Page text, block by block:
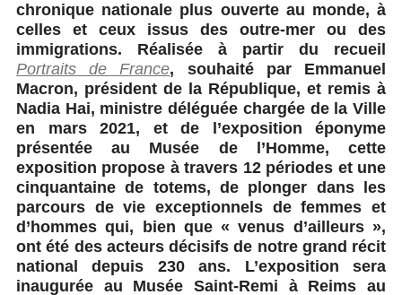
chronique nationale plus ouverte au monde, à
celles et ceux issus des outre-mer ou des
immigrations. Réalisée à partir du recueil
Portraits de France, souhaité par Emmanuel
Macron, président de la République, et remis à
Nadia Hai, ministre déléguée chargée de la Ville
en mars 2021, et de l’exposition éponyme
présentée au Musée de l’Homme, cette
exposition propose à travers 12 périodes et une
cinquantaine de totems, de plonger dans les
parcours de vie exceptionnels de femmes et
d’hommes qui, bien que « venus d’ailleurs »,
ont été des acteurs décisifs de notre grand récit
national depuis 230 ans. L’exposition sera
inaugurée au Musée Saint-Remi à Reims au